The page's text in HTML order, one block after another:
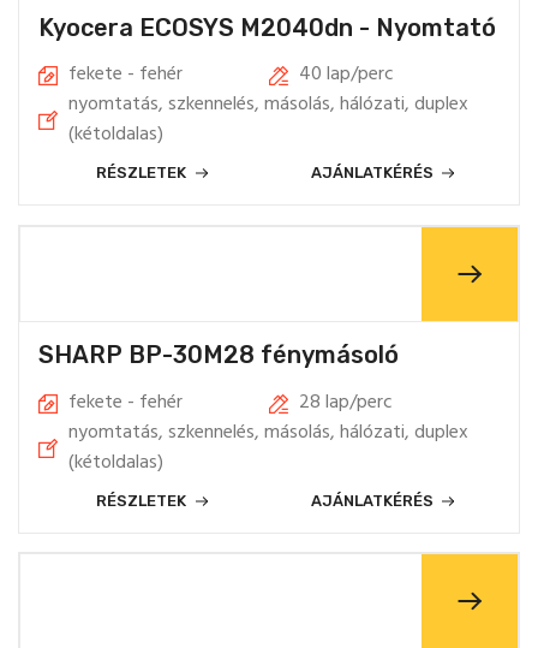
Kyocera ECOSYS M2040dn - Nyomtató
fekete - fehér
40 lap/perc
nyomtatás, szkennelés, másolás, hálózati, duplex
(kétoldalas)
RÉSZLETEK AJÁNLATKÉRÉS
SHARP BP-30M28 fénymásoló
fekete - fehér
28 lap/perc
nyomtatás, szkennelés, másolás, hálózati, duplex
(kétoldalas)
RÉSZLETEK AJÁNLATKÉRÉS